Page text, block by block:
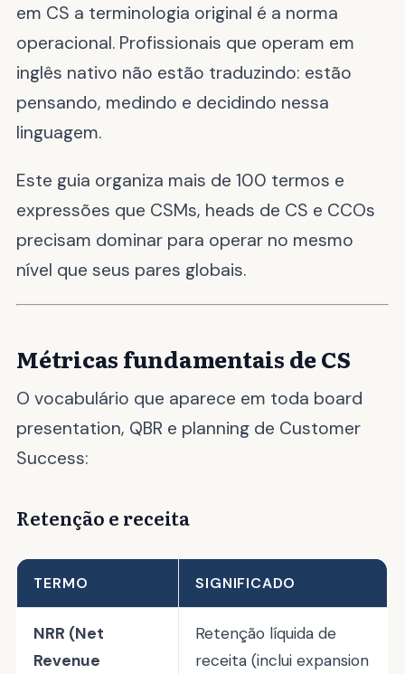
em CS a terminologia original é a norma
operacional. Profissionais que operam em
inglês nativo não estão traduzindo: estão
pensando, medindo e decidindo nessa
linguagem.
Este guia organiza mais de 100 termos e
expressões que CSMs, heads de CS e CCOs
precisam dominar para operar no mesmo
nível que seus pares globais.
Métricas fundamentais de CS
O vocabulário que aparece em toda board
presentation, QBR e planning de Customer
Success:
Retenção e receita
TERMO SIGNIFICADO
NRR (Net
Revenue
Retenção líquida de
receita (inclui expansion